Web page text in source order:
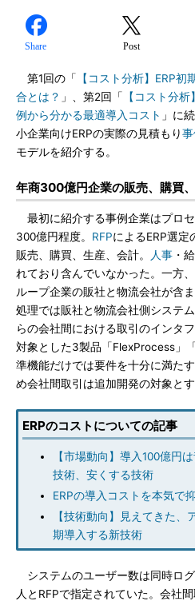
Share Post
第1回の「
【コスト分析】ERP
合とは？ 」、第2回「
【コスト分
例から分かる最適導入コスト 」に
小企業向けERPの実際の見積もり事
モデルを紹介する。
年商300億円企業の販売、購買
最初に紹介する事例企業はプロ
300億円程度。 RFPによるERP選定
販売、購買、生産、会計。
人事 ・
れており含んでいなかった。一方
ループ企業の販社と物流会社が含
処理では販社と物流会社側システ
らの会社間における取引のインタ
対象とした3製品「FlexProcess」
準機能だけでは要件を十分に満た
め会社間取引は追加開発の対象と
ERPのコストについての記事
【市場動向】導入100億円
技術、安くする技術
ERPの導入コストを本気で
【技術動向】見えてきた、
期導入する新技術
システムのユーザー数は同時ロ
人とRFPで指定されていた。会社